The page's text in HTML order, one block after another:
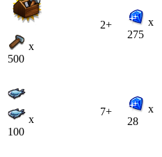
x
500
2+
x
275
x
100
7+
x
28